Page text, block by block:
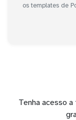
os templates de
Tenha acesso